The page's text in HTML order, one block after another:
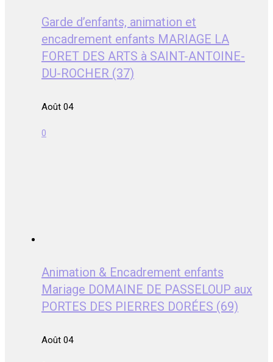
Garde d’enfants, animation et
encadrement enfants MARIAGE LA
FORET DES ARTS à SAINT-ANTOINE-
DU-ROCHER (37)
Août 04
0
Animation & Encadrement enfants
Mariage DOMAINE DE PASSELOUP aux
PORTES DES PIERRES DORÉES (69)
Août 04